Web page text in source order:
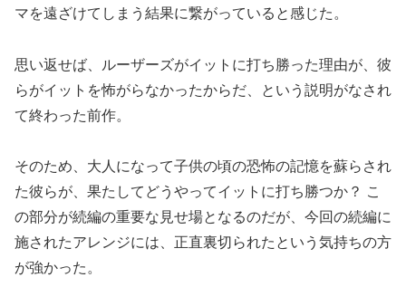
マを遠ざけてしまう結果に繋がっていると感じた。
思い返せば、ルーザーズがイットに打ち勝った理由が、彼
らがイットを怖がらなかったからだ、という説明がなされ
て終わった前作。
そのため、大人になって子供の頃の恐怖の記憶を蘇らされ
た彼らが、果たしてどうやってイットに打ち勝つか？ こ
の部分が続編の重要な見せ場となるのだが、今回の続編に
施されたアレンジには、正直裏切られたという気持ちの方
が強かった。